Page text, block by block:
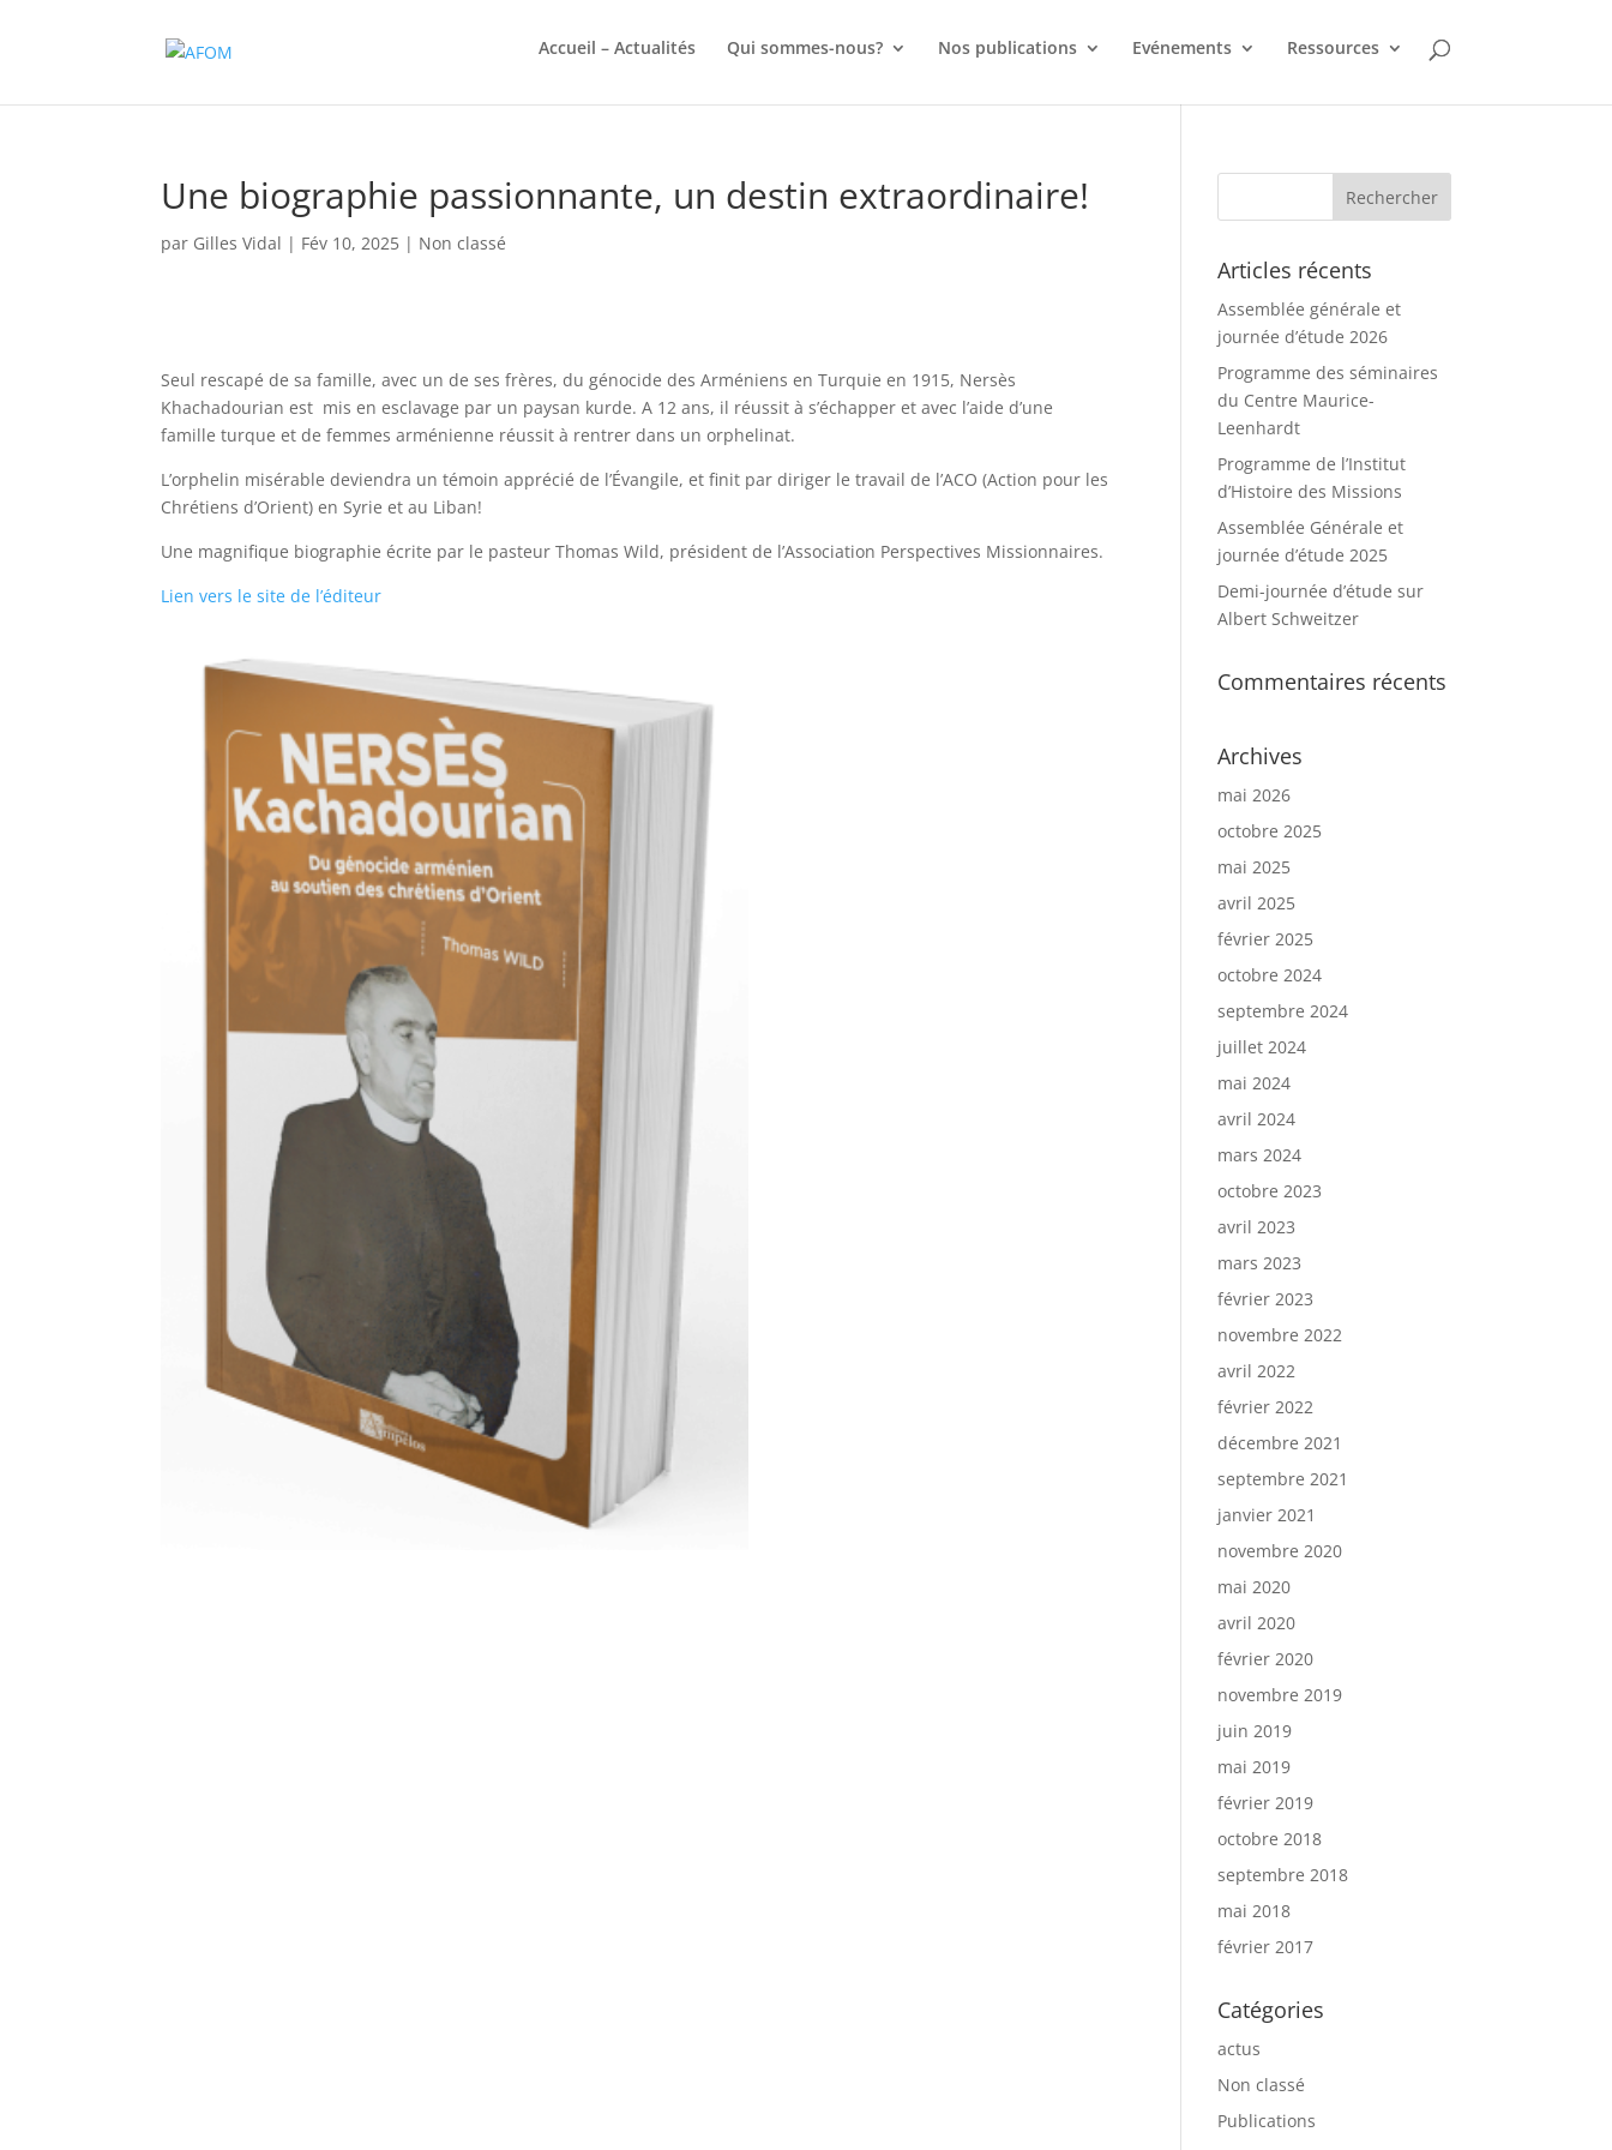
Accueil – Actualités Qui sommes-nous? Nos publications Evénements Ressources
Une biographie passionnante, un destin extraordinaire!
par Gilles Vidal | Fév 10, 2025 | Non classé
Seul rescapé de sa famille, avec un de ses frères, du génocide des Arméniens en Turquie en 1915, Nersès
Khachadourian est mis en esclavage par un paysan kurde. A 12 ans, il réussit à s’échapper et avec l’aide d’une
famille turque et de femmes arménienne réussit à rentrer dans un orphelinat.
L’orphelin misérable deviendra un témoin apprécié de l’Évangile, et finit par diriger le travail de l’ACO (Action pour les
Chrétiens d’Orient) en Syrie et au Liban!
Une magnifique biographie écrite par le pasteur Thomas Wild, président de l’Association Perspectives Missionnaires.
Lien vers le site de l’éditeur
Articles récents
Assemblée générale et
journée d’étude 2026
Programme des séminaires
du Centre Maurice-
Leenhardt
Programme de l’Institut
d’Histoire des Missions
Assemblée Générale et
journée d’étude 2025
Demi-journée d’étude sur
Albert Schweitzer
Commentaires récents
Archives
mai 2026
octobre 2025
mai 2025
avril 2025
février 2025
octobre 2024
septembre 2024
juillet 2024
mai 2024
avril 2024
mars 2024
octobre 2023
avril 2023
mars 2023
février 2023
novembre 2022
avril 2022
février 2022
décembre 2021
septembre 2021
janvier 2021
novembre 2020
mai 2020
avril 2020
février 2020
novembre 2019
juin 2019
mai 2019
février 2019
octobre 2018
septembre 2018
mai 2018
février 2017
Catégories
actus
Non classé
Publications